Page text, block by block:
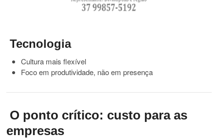
Tecnologia
Cultura mais flexível
Foco em produtividade, não em presença
O ponto crítico: custo para as
empresas